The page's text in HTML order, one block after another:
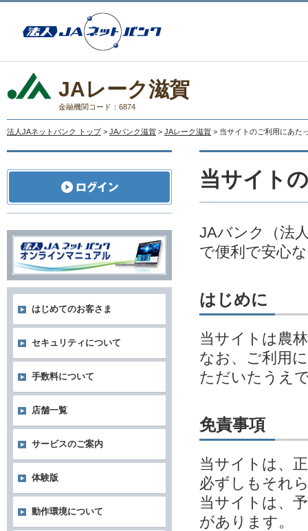
JAレーク滋賀
金融機関コード：6874
法人JAネットバンク トップ > JAバンク滋賀 > JAレーク滋賀 > 当サイトのご利用にあた
当サイト
JAバンク（法
で便利で安心
はじめに
当サイトは農
なお、ご利用
ただいたうえ
免責事項
当サイトは、
必ずしもそれ
当サイトは、
があります。
はじめてのお客さま
セキュリティについて
手数料について
店舗一覧
サービスのご案内
体験版
動作環境について